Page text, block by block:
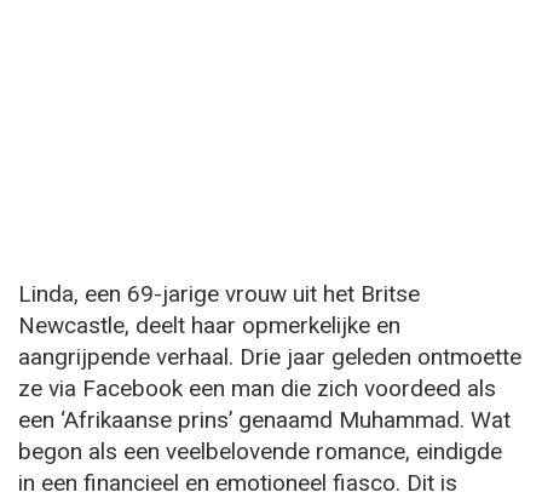
Linda, een 69-jarige vrouw uit het Britse
Newcastle, deelt haar opmerkelijke en
aangrijpende verhaal. Drie jaar geleden ontmoette
ze via Facebook een man die zich voordeed als
een ‘Afrikaanse prins’ genaamd Muhammad. Wat
begon als een veelbelovende romance, eindigde
in een financieel en emotioneel fiasco. Dit is